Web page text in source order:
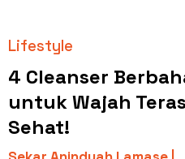
Lifestyle
4 Cleanser
untuk Wajah
Sehat!